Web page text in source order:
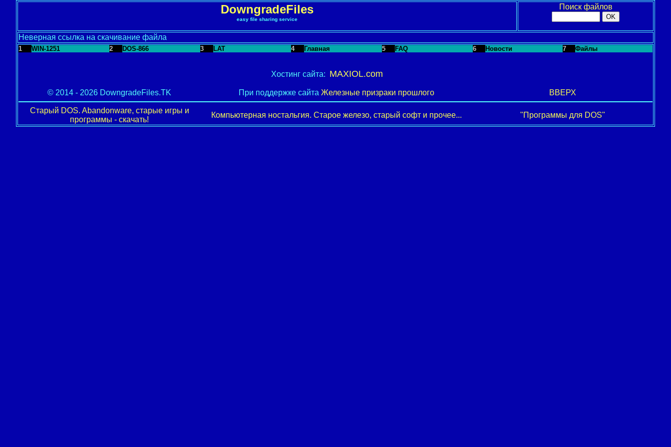
DowngradeFiles
easy file sharing service
Поиск файлов
Неверная ссылка на скачивание файла
1 WIN-1251 2 DOS-866 3 LAT 4 Главная 5 FAQ 6 Новости 7 Файлы
Хостинг сайта: MAXIOL.com
© 2014 - 2026 DowngradeFiles.TK При поддержке сайта Железные призраки прошлого ВВЕРХ
Старый DOS. Abandonware, старые игры и
программы - скачать!
Компьютерная ностальгия. Старое железо, старый софт и прочее... "Программы для DOS"